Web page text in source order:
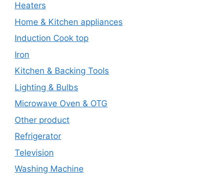
Heaters
Home & Kitchen appliances
Induction Cook top
Iron
Kitchen & Backing Tools
Lighting & Bulbs
Microwave Oven & OTG
Other product
Refrigerator
Television
Washing Machine